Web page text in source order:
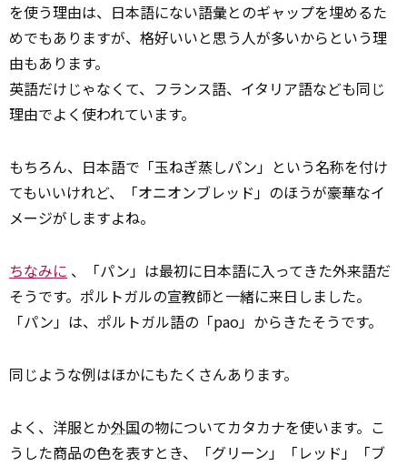
を使う理由は、日本語にない語彙とのギャップを埋めるた
めでもありますが、格好いいと思う人が多いからという理
由もあります。
英語だけじゃなくて、フランス語、イタリア語なども同じ
理由でよく使われています。
もちろん、日本語で「玉ねぎ蒸しパン」という名称を付け
てもいいけれど、「オニオンブレッド」のほうが豪華なイ
メージがしますよね。
ちなみに 、「パン」は最初に日本語に入ってきた外来語だ
そうです。ポルトガルの宣教師と一緒に来日しました。
「パン」は、ポルトガル語の「pao」からきたそうです。
同じような例はほかにもたくさんあります。
よく、洋服とか外国の物についてカタカナを使います。こ
うした商品の色を表すとき、「グリーン」「レッド」「ブ